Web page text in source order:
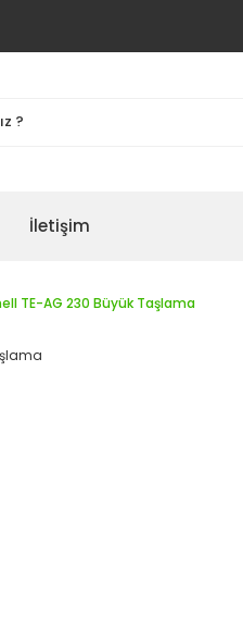
İletişim
TE-AG 230 Büyük Taşlama